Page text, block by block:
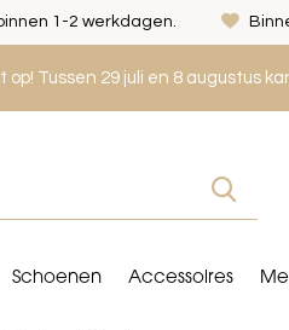
op! Tussen 29 juli en 8 augustus
Schoenen Accessoires
1-2 werkdagen.